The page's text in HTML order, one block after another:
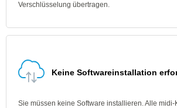
Verschlüsselung übertragen.
Keine Softwareinstallation
Sie müssen keine Software installieren. Alle